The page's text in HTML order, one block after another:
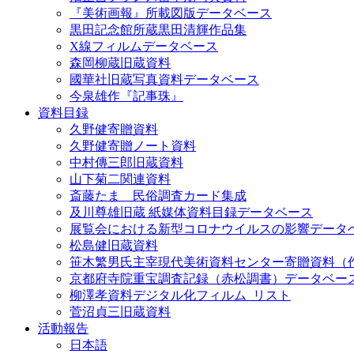
『美術画報』所載図版データベース
黒田記念館所蔵黒田清輝作品集
X線フィルムデータベース
森岡柳蔵旧蔵資料
國華社旧蔵写真資料データベース
今泉雄作『記事珠』
資料目録
久野健寄贈資料
久野健寄贈ノート資料
中村傳三郎旧蔵資料
山下菊二関連資料
斎藤たま 民俗調査カード集成
及川尊雄旧蔵 紙媒体資料目録データベース
展覧会における新型コロナウイルスの影響データ
松島健旧蔵資料
笹木繁男氏主宰現代美術資料センター寄贈資料（
京都府寺院重宝調査記録（赤松調書）データベー
柳澤孝資料デジタル化フィルム_リスト
菅沼貞三旧蔵資料
活動報告
日本語